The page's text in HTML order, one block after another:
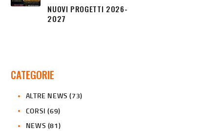
NUOVI PROGETTI 2026-
2027
CATEGORIE
ALTRE NEWS (73)
CORSI (69)
NEWS (81)